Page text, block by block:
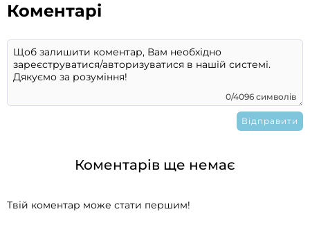
Коментарі
0/4096 символів
Коментарів ще немає
Твій коментар може стати першим!